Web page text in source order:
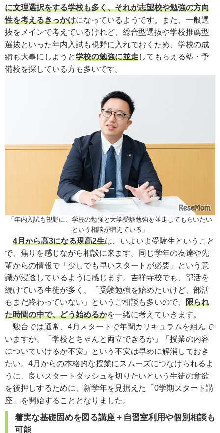
に文理選択をする学校も多く、それが志望校や勉強の方向
性を考えるきっかけになっているようです。また、一般選
抜をメインで考えているけれど、総合型選抜や学校推薦型
選抜といった年内入試も視野に入れておくため、学校の成
績も大事にしようと学校の勉強に並走してもらえる塾・予
備校を探している方も多いです。
「年内入試も視野に、学校の勉強と大学受験勉強を並走してもらいたい
という相談が増えている」
4月から高3になる現高2生は、いよいよ受験生ということ
で、焦りを感じながら相談に来ます。同じ学年の友達や先
輩からの情報で「少しでも早いスタートが必要」という意
識が浸透しているように感じます。吉祥寺校でも、部活を
続けている生徒が多く、「受験勉強を始めたいけど、部活
もまだ終わっていない」というご相談も多いので、 限られ
た時間の中で、どう始めるかを一緒に考えていきます。
駿台では通常、4月スタートで年間カリキュラムを組んで
いますが、「学校とちゃんと両立できるか」「授業の内容
についていけるか不安」という不安は早めに解消しておき
たい。4月からの本格的な授業にスムーズにつなげられるよ
うに、良いスタートダッシュを切りたいという生徒の意欲
を後押しするために、新学年を見据えた「0学期スタート講
座」を開始することとなりました。
着実な基礎固めを図る講座＋自習室利用や個別相談も
可能